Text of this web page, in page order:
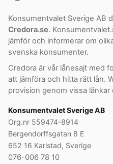
Konsumentvalet Sverige AB
Credora.se.
jämför och informerar om
svenska konsumenter.
Credora är vår lånesajt med
att jämföra och hitta rätt lån.
provision genom vissa
Konsumentvalet Sverige AB
Org.nr 559474-8914
Bergendorffsgatan 8 E
652 16 Karlstad, Sverige
076-006 78 10